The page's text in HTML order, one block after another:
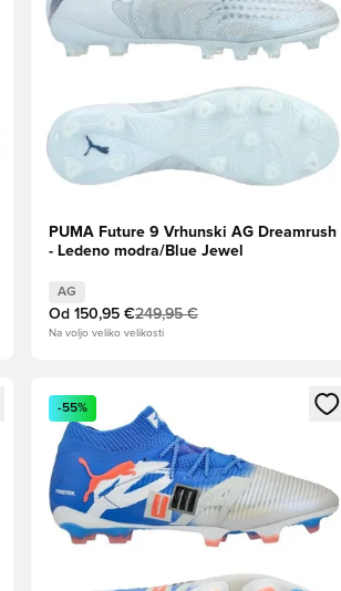
PUMA Future 9 Vrhunski AG Dreamrush
- Ledeno modra/Blue Jewel
AG
Od 150,95 €249,95 €
Na voljo veliko velikosti
Odpre Modal za prijavo ali vpis kot član
-55%